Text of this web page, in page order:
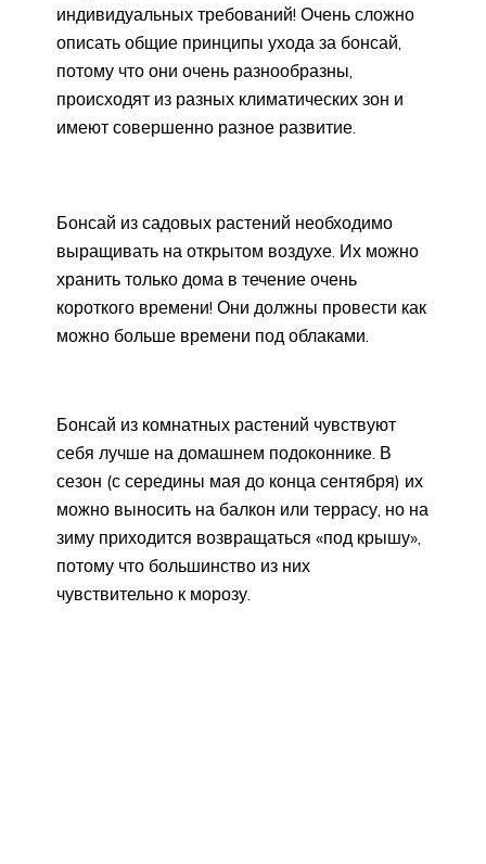
индивидуальных требований! Очень сложно
описать общие принципы ухода за бонсай,
потому что они очень разнообразны,
происходят из разных климатических зон и
имеют совершенно разное развитие.
Бонсай из садовых растений необходимо
выращивать на открытом воздухе. Их можно
хранить только дома в течение очень
короткого времени! Они должны провести как
можно больше времени под облаками.
Бонсай из комнатных растений чувствуют
себя лучше на домашнем подоконнике. В
сезон (с середины мая до конца сентября) их
можно выносить на балкон или террасу, но на
зиму приходится возвращаться «под крышу»,
потому что большинство из них
чувствительно к морозу.